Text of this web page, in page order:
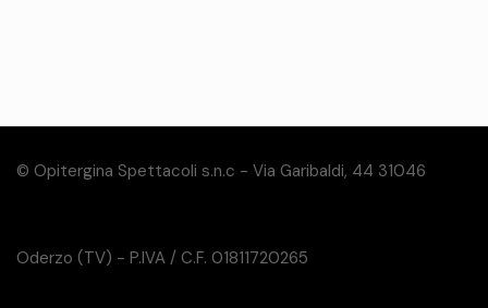
© Opitergina Spettacoli s.n.c - Via Garibaldi, 44 31046
Oderzo (TV) - P.IVA / C.F. 01811720265